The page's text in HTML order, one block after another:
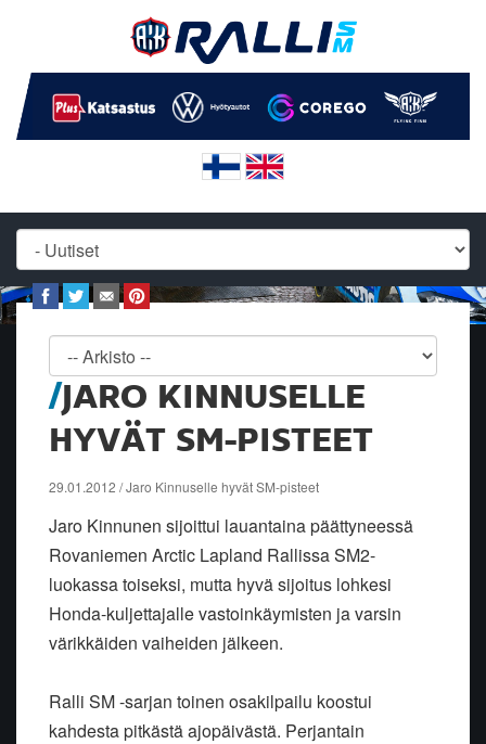
JARO KINNUSELLE
HYVÄT SM-PISTEET
29.01.2012 / Jaro Kinnuselle hyvät SM-pisteet
Jaro Kinnunen sijoittui lauantaina päättyneessä
Rovaniemen Arctic Lapland Rallissa SM2-
luokassa toiseksi, mutta hyvä sijoitus lohkesi
Honda-kuljettajalle vastoinkäymisten ja varsin
värikkäiden vaiheiden jälkeen.
Ralli SM -sarjan toinen osakilpailu koostui
kahdesta pitkästä ajopäivästä. Perjantain